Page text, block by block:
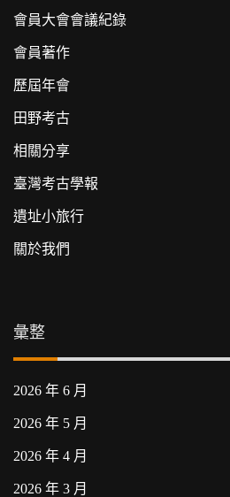
會員大會會議紀錄
會員著作
歷屆年會
田野考古
相關分享
臺灣考古學報
遺址小旅行
關於我們
彙整
2026 年 6 月
2026 年 5 月
2026 年 4 月
2026 年 3 月